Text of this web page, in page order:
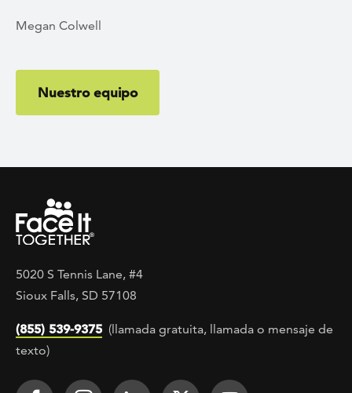
Megan Colwell
Nuestro equipo
5020 S Tennis Lane, #4
Sioux Falls, SD 57108
(855) 539-9375 (llamada gratuita, llamada o mensaje de
texto)